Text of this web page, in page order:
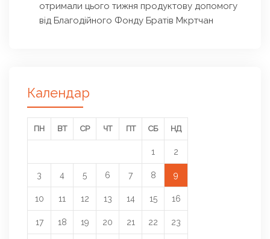
отримали цього тижня продуктову допомогу
від Благодійного Фонду Братів Мкртчан
Календар
ПН ВТ СР ЧТ ПТ СБ НД
1 2
3 4 5 6 7 8 9
10 11 12 13 14 15 16
17 18 19 20 21 22 23